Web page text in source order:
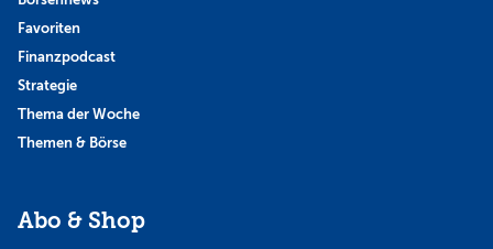
Favoriten
Finanzpodcast
Strategie
Thema der Woche
Themen & Börse
Abo & Shop